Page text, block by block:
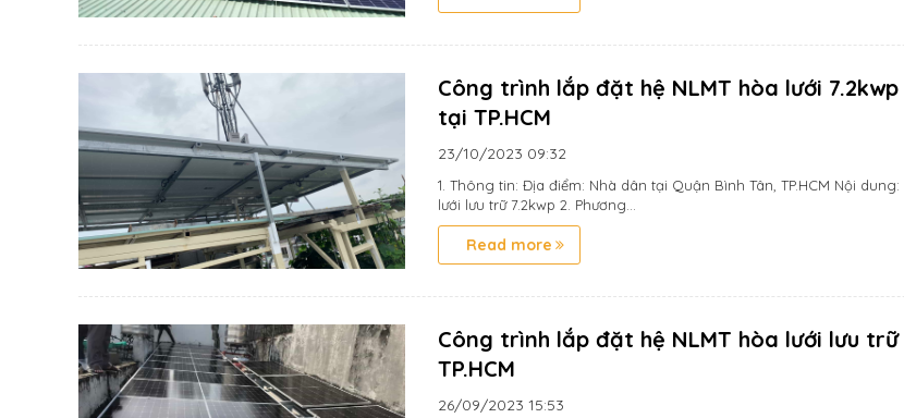
Công trình lắp đặt hệ NLMT hòa lưới
tại TP.HCM
23/10/2023 09:32
1. Thông tin: Địa điểm: Nhà dân tại Quận Bình Tân, TP.HCM Nội
lưới lưu trữ 7.2kwp 2. Phương...
Read more
Công trình lắp đặt hệ NLMT hòa lưới lưu trữ
TP.HCM
26/09/2023 15:53